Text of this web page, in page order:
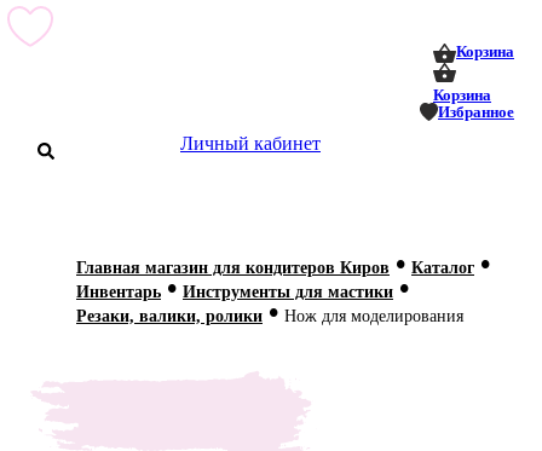
Корзина
Корзина
Избранное
Личный кабинет
О нас
Главная магазин для кондитеров Киров • Каталог •
Инвентарь • Инструменты для мастики •
Резаки, валики, ролики • Нож для моделирования